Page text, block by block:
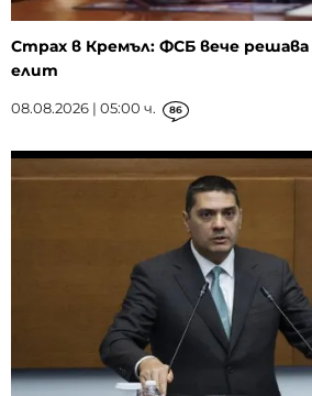
Страх в Кремъл: ФСБ вече решава
елит
08.08.2026 | 05:00 ч. 86